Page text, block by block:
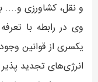
و نقل، کشاورزی و....
وی در رابطه با
یکسری از قوانین
انرژی‌های تجدید